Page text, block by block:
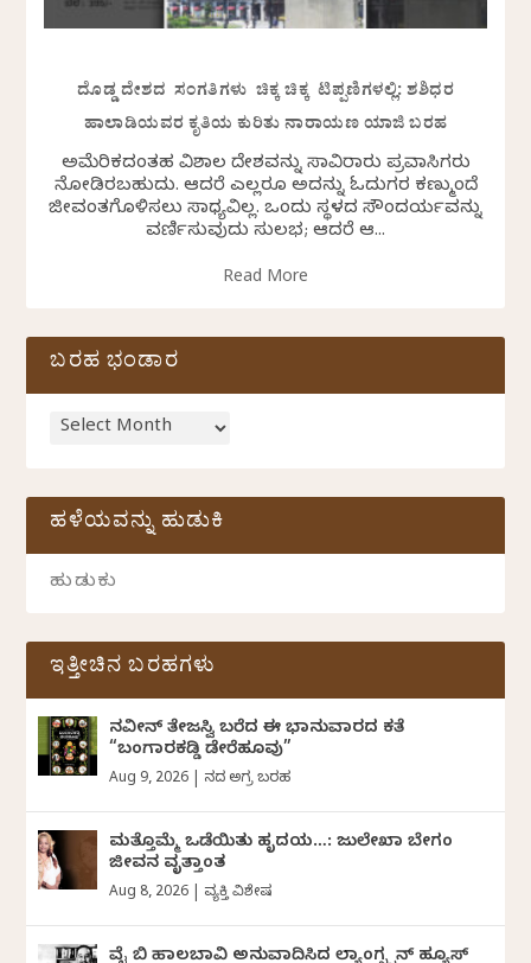
ದೊಡ್ಡ ದೇಶದ ಸಂಗತಿಗಳು ಚಿಕ್ಕ ಚಿಕ್ಕ ಟಿಪ್ಪಣಿಗಳಲ್ಲಿ: ಶಶಿಧರ
ಹಾಲಾಡಿಯವರ ಕೃತಿಯ ಕುರಿತು ನಾರಾಯಣ ಯಾಜಿ ಬರಹ
ಅಮೆರಿಕದಂತಹ ವಿಶಾಲ ದೇಶವನ್ನು ಸಾವಿರಾರು ಪ್ರವಾಸಿಗರು
ನೋಡಿರಬಹುದು. ಆದರೆ ಎಲ್ಲರೂ ಅದನ್ನು ಓದುಗರ ಕಣ್ಮುಂದೆ
ಜೀವಂತಗೊಳಿಸಲು ಸಾಧ್ಯವಿಲ್ಲ. ಒಂದು ಸ್ಥಳದ ಸೌಂದರ್ಯವನ್ನು
ವರ್ಣಿಸುವುದು ಸುಲಭ; ಆದರೆ ಆ...
Read More
ಬರಹ ಭಂಡಾರ
ಹಳೆಯವನ್ನು ಹುಡುಕಿ
ಇತ್ತೀಚಿನ ಬರಹಗಳು
ನವೀನ್‌ ತೇಜಸ್ವಿ ಬರೆದ ಈ ಭಾನುವಾರದ ಕತೆ
“ಬಂಗಾರಕಡ್ಡಿ ಡೇರೆಹೂವು”
Aug 9, 2026 ದಿನದ ಅಗ್ರ ಬರಹ
ಮತ್ತೊಮ್ಮೆ ಒಡೆಯಿತು ಹೃದಯ…: ಜುಲೇಖಾ ಬೇಗಂ
ಜೀವನ ವೃತ್ತಾಂತ
Aug 8, 2026 ವ್ಯಕ್ತಿ ವಿಶೇಷ
ವೈ ಬಿ ಹಾಲಬಾವಿ ಅನುವಾದಿಸಿದ ಲ್ಯಾಂಗ್ಸ್ಟನ್ ಹ್ಯೂಸ್